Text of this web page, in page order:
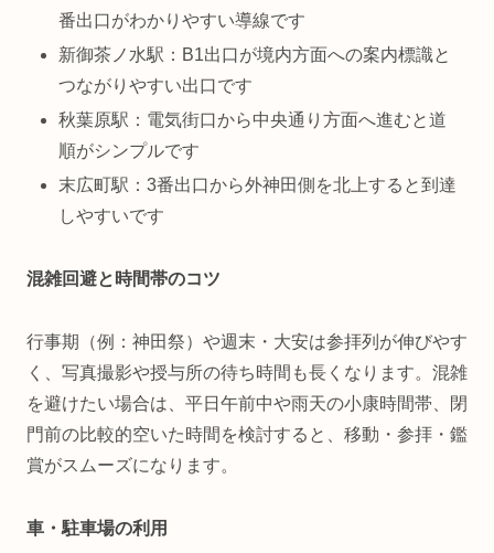
番出口がわかりやすい導線です
新御茶ノ水駅：B1出口が境内方面への案内標識と
つながりやすい出口です
秋葉原駅：電気街口から中央通り方面へ進むと道
順がシンプルです
末広町駅：3番出口から外神田側を北上すると到達
しやすいです
混雑回避と時間帯のコツ
行事期（例：神田祭）や週末・大安は参拝列が伸びやす
く、写真撮影や授与所の待ち時間も長くなります。混雑
を避けたい場合は、平日午前中や雨天の小康時間帯、閉
門前の比較的空いた時間を検討すると、移動・参拝・鑑
賞がスムーズになります。
車・駐車場の利用